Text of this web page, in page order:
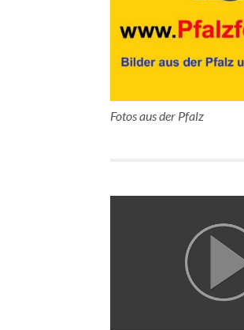
Fotos aus der Pfalz